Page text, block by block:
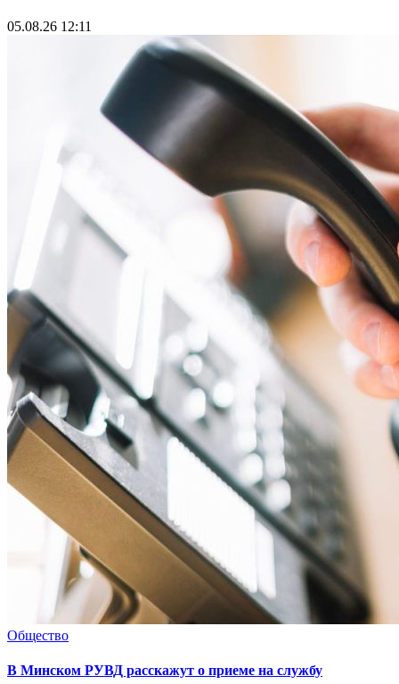
05.08.26 12:11
Общество
В Минском РУВД расскажут о приеме на службу